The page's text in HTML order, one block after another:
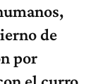
de
por